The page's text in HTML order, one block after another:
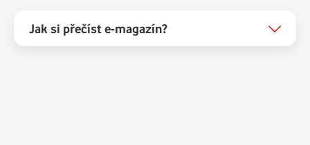
Jak si přečíst e-magazín?